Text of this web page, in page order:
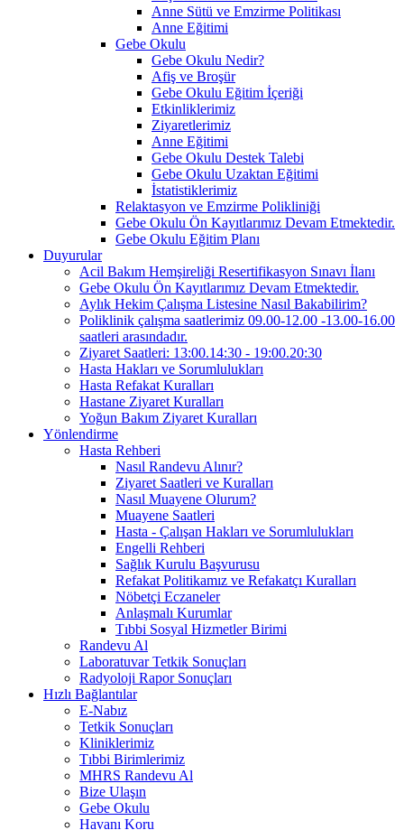
Anne Sütü ve Emzirme Politikası
Anne Eğitimi
Gebe Okulu
Gebe Okulu Nedir?
Afiş ve Broşür
Gebe Okulu Eğitim İçeriği
Etkinliklerimiz
Ziyaretlerimiz
Anne Eğitimi
Gebe Okulu Destek Talebi
Gebe Okulu Uzaktan Eğitimi
İstatistiklerimiz
Relaktasyon ve Emzirme Polikliniği
Gebe Okulu Ön Kayıtlarımız Devam Etmektedir.
Gebe Okulu Eğitim Planı
Duyurular
Acil Bakım Hemşireliği Resertifikasyon Sınavı İlanı
Gebe Okulu Ön Kayıtlarımız Devam Etmektedir.
Aylık Hekim Çalışma Listesine Nasıl Bakabilirim?
Poliklinik çalışma saatlerimiz 09.00-12.00 -13.00-16.00
saatleri arasındadır.
Ziyaret Saatleri: 13:00.14:30 - 19:00.20:30
Hasta Hakları ve Sorumlulukları
Hasta Refakat Kuralları
Hastane Ziyaret Kuralları
Yoğun Bakım Ziyaret Kuralları
Yönlendirme
Hasta Rehberi
Nasıl Randevu Alınır?
Ziyaret Saatleri ve Kuralları
Nasıl Muayene Olurum?
Muayene Saatleri
Hasta - Çalışan Hakları ve Sorumlulukları
Engelli Rehberi
Sağlık Kurulu Başvurusu
Refakat Politikamız ve Refakatçı Kuralları
Nöbetçi Eczaneler
Anlaşmalı Kurumlar
Tıbbi Sosyal Hizmetler Birimi
Randevu Al
Laboratuvar Tetkik Sonuçları
Radyoloji Rapor Sonuçları
Hızlı Bağlantılar
E-Nabız
Tetkik Sonuçları
Kliniklerimiz
Tıbbi Birimlerimiz
MHRS Randevu Al
Bize Ulaşın
Gebe Okulu
Havanı Koru